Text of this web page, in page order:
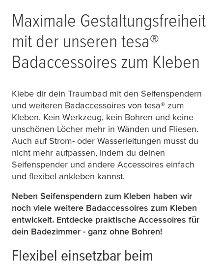
Maximale Gestaltungsfreiheit
mit der unseren tesa®
Badaccessoires zum Kleben
Klebe dir dein Traumbad mit den Seifenspendern
und weiteren Badaccessoires von tesa® zum
Kleben. Kein Werkzeug, kein Bohren und keine
unschönen Löcher mehr in Wänden und Fliesen.
Auch auf Strom- oder Wasserleitungen musst du
nicht mehr aufpassen, indem du deinen
Seifenspender und andere Accessoires einfach
und flexibel ankleben kannst.
Neben Seifenspendern zum Kleben haben wir
noch viele weitere Badaccessoires zum Kleben
entwickelt. Entdecke praktische Accessoires für
dein Badezimmer - ganz ohne Bohren!
Flexibel einsetzbar beim